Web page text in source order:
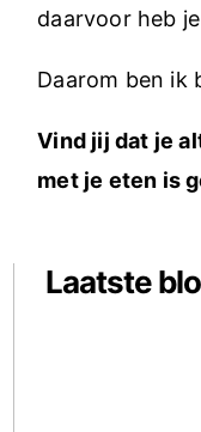
daarvoor heb
Daarom ben ik
Vind jij dat je
met je eten is
Laatste